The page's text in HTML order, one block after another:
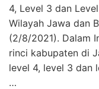
4, Level 3 dan
Wilayah Jawa dan
(2/8/2021). Dalam
rinci kabupaten di
level 4, level 3 dan
…